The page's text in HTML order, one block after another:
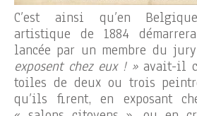
C’est ainsi qu’en
artistique de 1884
lancée par un membre du
exposent chez eux ! »avait-il
toiles de deux ou trois
qu’ils firent, en exposant